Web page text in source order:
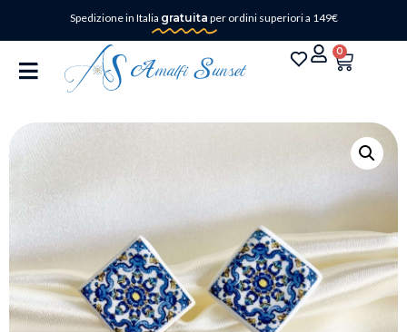
Spedizione in Italia gratuita per ordini superiori a 149€
0